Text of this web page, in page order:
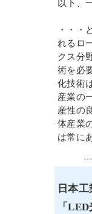
以下、
・・・
れるロ
クス分
術を必
化技術
産業の
産性の
体産業
は常に
日本
「